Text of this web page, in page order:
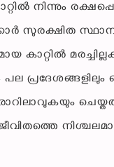
നിന്നും
സുരക്ഷിത
കാറ്റിൽ